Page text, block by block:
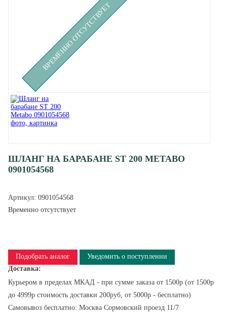
ВРЕМЕННО ОТСУТСТВУЕТ
ШЛАНГ НА БАРАБАНЕ ST 200 METABO
0901054568
Артикул: 0901054568
Временно отсутствует
Подобрать аналог
Уведомить о поступлении
Доставка:
Курьером в пределах МКАД - при сумме заказа от 1500р (от 1500р
до 4999р стоимость доставки 200руб, от 5000р - бесплатно)
Самовывоз бесплатно: Москва Сормовский проезд 11/7